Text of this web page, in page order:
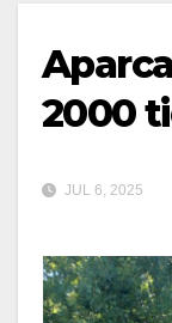
2000
JUL 6, 2025